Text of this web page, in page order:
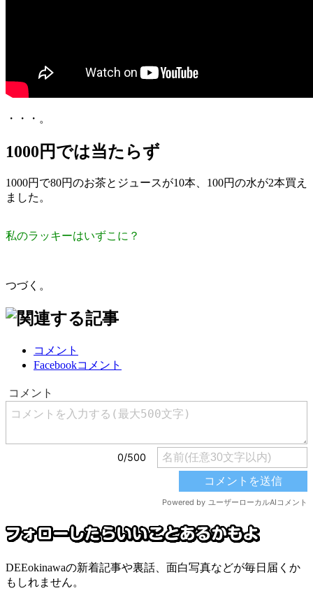
・・・。
1000円では当たらず
1000円で80円のお茶とジュースが10本、100円の水が2本買え
ました。
私のラッキーはいずこに？
つづく。
コメント
Facebookコメント
DEEokinawaの新着記事や裏話、面白写真などが毎日届くか
もしれません。